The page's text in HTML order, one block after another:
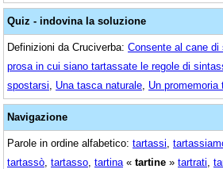
Quiz - indovina la soluzione
Definizioni da Cruciverba: Consente al cane di
prosa in cui siano tartassate le regole di
spostarsi
Una tasca naturale Un promemoria
Navigazione
Parole in ordine alfabetico: tartassi
tartassò tartasso tartina « tartine » tartrati